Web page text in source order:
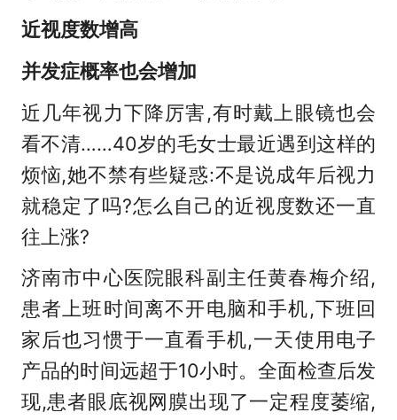
近视度数增高
并发症概率也会增加
近几年视力下降厉害,有时戴上眼镜也会
看不清……40岁的毛女士最近遇到这样的
烦恼,她不禁有些疑惑:不是说成年后视力
就稳定了吗?怎么自己的近视度数还一直
往上涨?
济南市中心医院眼科副主任黄春梅介绍,
患者上班时间离不开电脑和手机,下班回
家后也习惯于一直看手机,一天使用电子
产品的时间远超于10小时。全面检查后发
现,患者眼底视网膜出现了一定程度萎缩,